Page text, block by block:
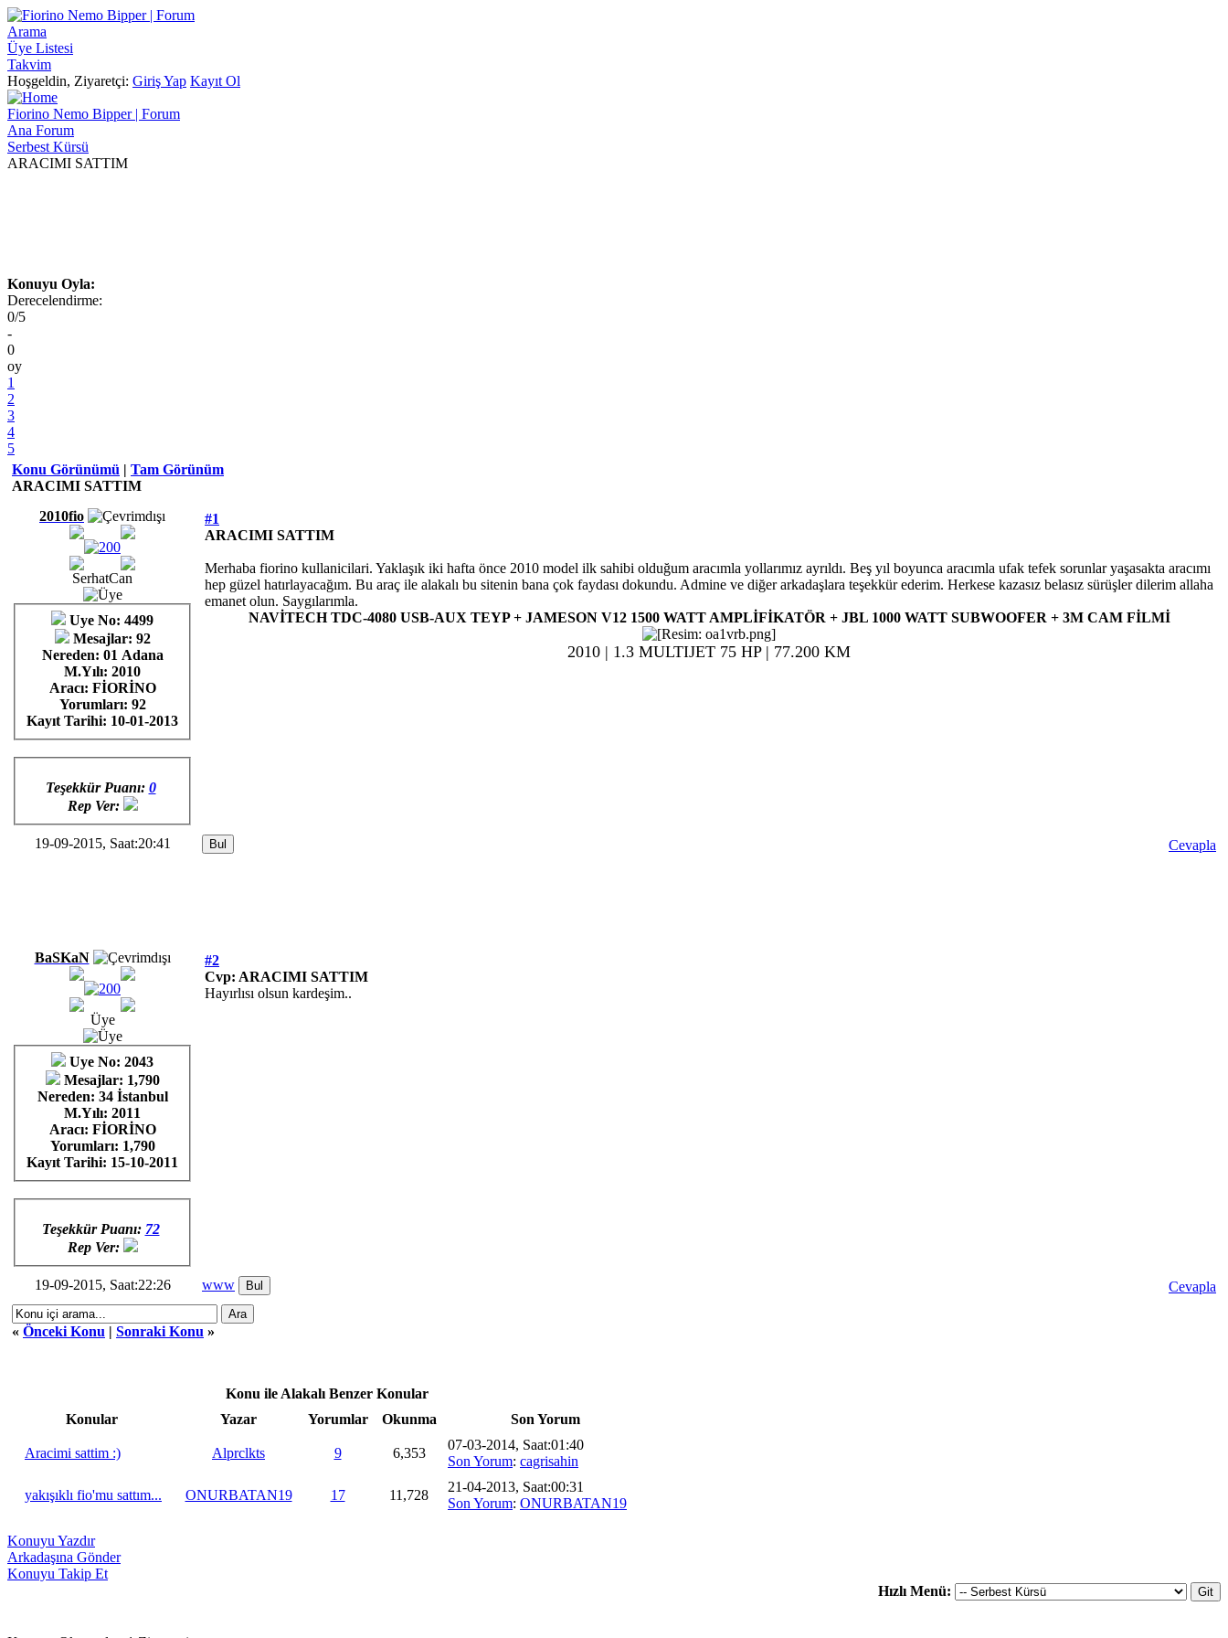
Arama
Üye Listesi
Takvim
Hoşgeldin, Ziyaretçi: Giriş Yap Kayıt Ol
Fiorino Nemo Bipper | Forum
Ana Forum
Serbest Kürsü
ARACIMI SATTIM
Konuyu Oyla:
Derecelendirme:
0/5
-
0
oy
1
2
3
4
5
Konu Görünümü | Tam Görünüm
ARACIMI SATTIM
2010fio
SerhatCan
Uye No: 4499
Mesajlar: 92
Nereden: 01 Adana
M.Yılı: 2010
Aracı: FİORİNO
Yorumları: 92
Kayıt Tarihi: 10-01-2013
Teşekkür Puanı: 0
Rep Ver:
#1
ARACIMI SATTIM
Merhaba fiorino kullanicilari. Yaklaşık iki hafta önce 2010 model ilk sahibi olduğum aracımla yollarımız ayrıldı. Beş yıl boyunca aracımla ufak tefek sorunlar yaşasakta aracımı
hep güzel hatırlayacağım. Bu araç ile alakalı bu sitenin bana çok faydası dokundu. Admine ve diğer arkadaşlara teşekkür ederim. Herkese kazasız belasız sürüşler dilerim allaha
emanet olun. Saygılarımla.
NAVİTECH TDC-4080 USB-AUX TEYP + JAMESON V12 1500 WATT AMPLİFİKATÖR + JBL 1000 WATT SUBWOOFER + 3M CAM FİLMİ
2010 | 1.3 MULTIJET 75 HP | 77.200 KM
19-09-2015, Saat:20:41 Cevapla
BaSKaN
Üye
Uye No: 2043
Mesajlar: 1,790
Nereden: 34 İstanbul
M.Yılı: 2011
Aracı: FİORİNO
Yorumları: 1,790
Kayıt Tarihi: 15-10-2011
Teşekkür Puanı: 72
Rep Ver:
#2
Cvp: ARACIMI SATTIM
Hayırlısı olsun kardeşim..
19-09-2015, Saat:22:26 www Cevapla
« Önceki Konu | Sonraki Konu »
Konu ile Alakalı Benzer Konular
Konular
Yazar Yorumlar Okunma Son Yorum
Aracimi sattim :) Alprclkts 9 6,353
07-03-2014, Saat:01:40
Son Yorum: cagrisahin
yakışıklı fio'mu sattım... ONURBATAN19 17 11,728
21-04-2013, Saat:00:31
Son Yorum: ONURBATAN19
Konuyu Yazdır
Arkadaşına Gönder
Konuyu Takip Et
Hızlı Menü: